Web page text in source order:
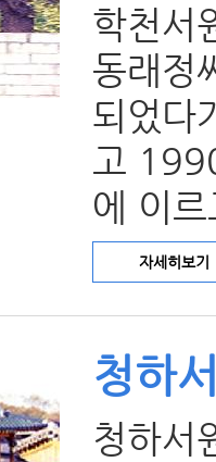
학천서
동래정
되었다
고
에 이
자세히보기
청하
청하서